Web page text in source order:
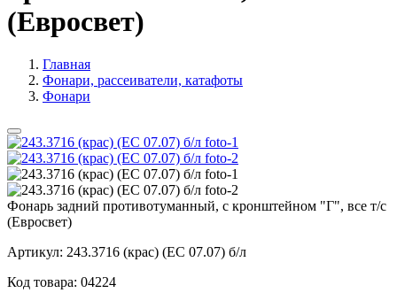
(Евросвет)
Главная
Фонари, рассеиватели, катафоты
Фонари
Фонарь задний противотуманный, с кронштейном "Г", все т/с
(Евросвет)
Артикул: 243.3716 (крас) (ЕС 07.07) б/л
Код товара: 04224